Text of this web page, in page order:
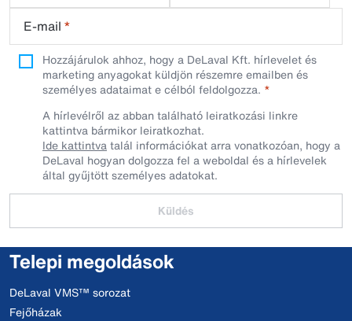
E-mail *
Hozzájárulok ahhoz, hogy a DeLaval Kft. hírlevelet és
marketing anyagokat küldjön részemre emailben és
személyes adataimat e célból feldolgozza.
A hírlevélről az abban található leiratkozási linkre
kattintva bármikor leiratkozhat.
Ide kattintvatalál információkat arra vonatkozóan, hogy a
DeLaval hogyan dolgozza fel a weboldal és a hírlevelek
által gyűjtött személyes adatokat.
Küldés
Telepi megoldások
DeLaval VMS™ sorozat
Fejőházak